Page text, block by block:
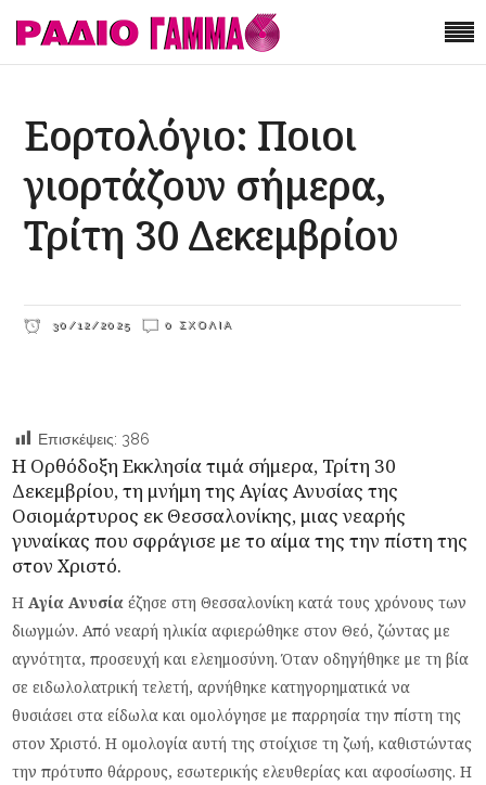
Εορτολόγιο: Ποιοι
γιορτάζουν σήμερα,
Τρίτη 30 Δεκεμβρίου
30/12/2025 0 ΣΧΌΛΙΑ
Επισκέψεις: 386
Η Ορθόδοξη Εκκλησία τιμά σήμερα, Τρίτη 30
Δεκεμβρίου, τη μνήμη της Αγίας Ανυσίας της
Οσιομάρτυρος εκ Θεσσαλονίκης, μιας νεαρής
γυναίκας που σφράγισε με το αίμα της την πίστη της
στον Χριστό.
ΗΑγία Ανυσία έζησε στη Θεσσαλονίκη κατά τους χρόνους των
διωγμών. Από νεαρή ηλικία αφιερώθηκε στον Θεό, ζώντας με
αγνότητα, προσευχή και ελεημοσύνη. Όταν οδηγήθηκε με τη βία
σε ειδωλολατρική τελετή, αρνήθηκε κατηγορηματικά να
θυσιάσει στα είδωλα και ομολόγησε με παρρησία την πίστη της
στον Χριστό. Η ομολογία αυτή της στοίχισε τη ζωή, καθιστώντας
την πρότυπο θάρρους, εσωτερικής ελευθερίας και αφοσίωσης. Η